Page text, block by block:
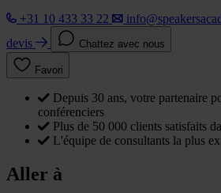
+31 10 433 33 22
devis
Chattez avec nous
Favori
Depuis 30 ans, votre partenaire
conférenciers
Plus de 50 000 clients satisfaits
L'équipe de consultants la plus
Aller à